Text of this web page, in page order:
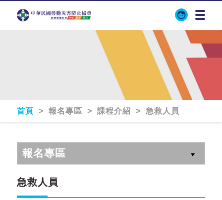
首頁 > 報名專區 > 課程介紹 > 急救人員
報名專區
急救人員